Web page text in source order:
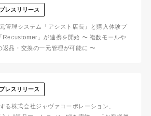
プレスリリース
管理システム「アシスト店長」と購入体験プ
Recustomer」が連携を開始 〜 複数モールや
返品・交換の一元管理が可能に 〜
プレスリリース
る株式会社ジャヴァコーポレーション、